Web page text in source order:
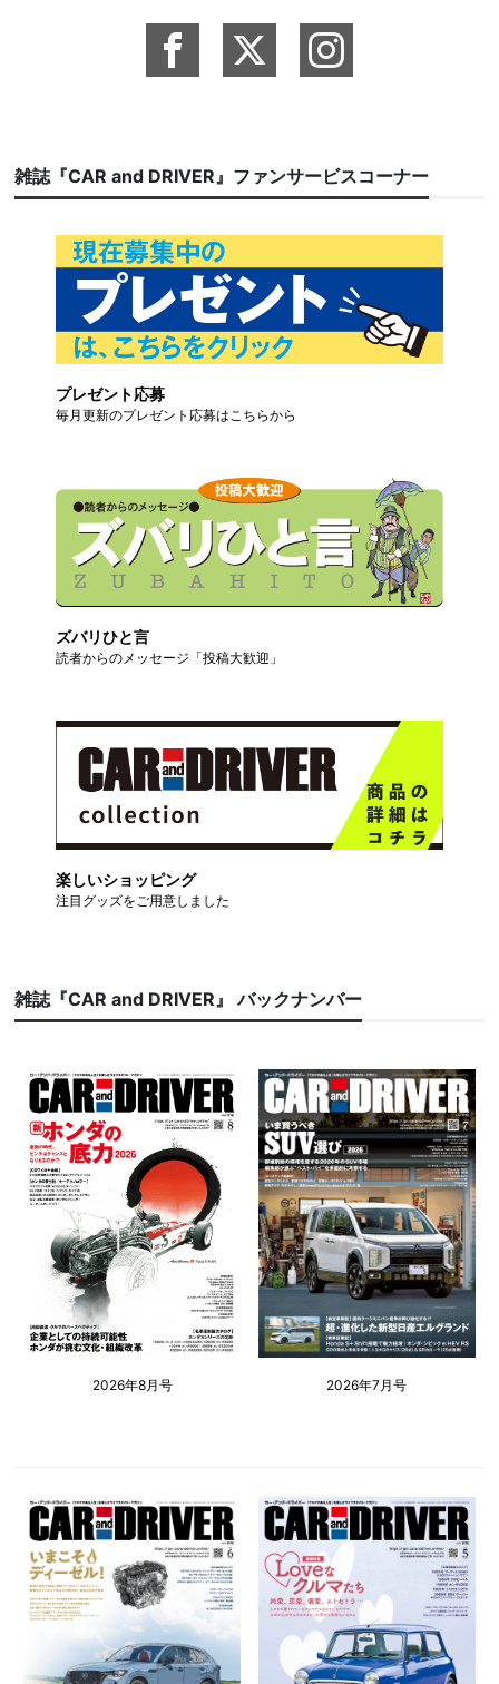
雑誌『CAR and DRIVER』ファンサービスコーナー
プレゼント応募
毎月更新のプレゼント応募はこちらから
ズバリひと言
読者からのメッセージ「投稿大歓迎」
楽しいショッピング
注目グッズをご用意しました
雑誌『CAR and DRIVER』 バックナンバー
2026年8月号 2026年7月号